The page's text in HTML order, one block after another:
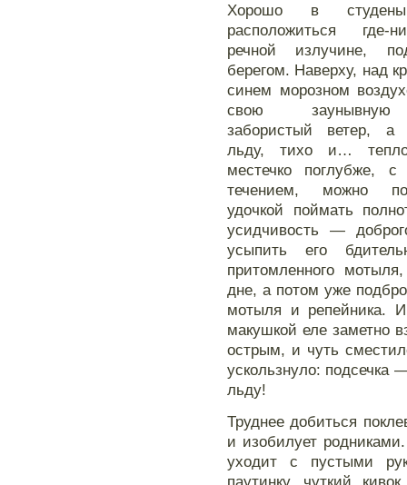
Хорошо в
расположиться где-
речной излучине,
берегом. Наверху, над
синем морозном
свою
забористый ветер, а
льду, тихо и…
местечко поглубже,
течением, можно
удочкой поймать
усидчивость —
усыпить его
притомленного
дне, а потом уже
мотыля и репейника.
макушкой еле заметно
острым, и чуть
ускользнуло: подсечка
льду!
Труднее добиться
и изобилует
уходит с пустыми